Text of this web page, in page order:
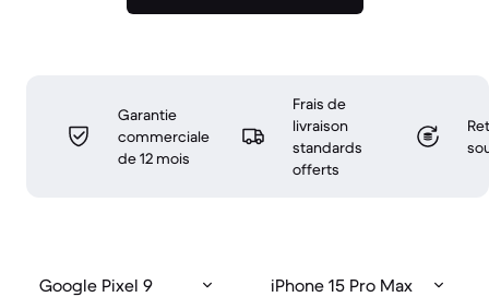
Garantie
commerciale
de 12 mois
Frais de
livraison
standards
offerts
Google Pixel 9 iPhone 15 Pro Max